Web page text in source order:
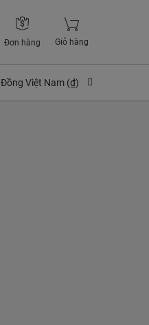
Đơn hàng Giỏ hàng
Đồng Việt Nam (₫)